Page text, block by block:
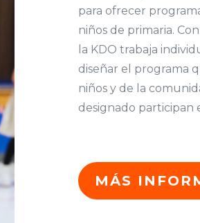
para ofrecer
niños de primaria.
la KDO trabaja
diseñar el programa
niños y de la
designado participan
MÁS